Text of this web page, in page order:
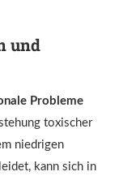
und
Probleme
toxischer
niedrigen
kann sich in